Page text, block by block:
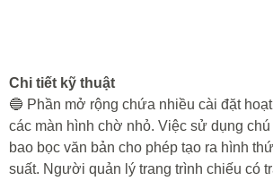
Chi tiết kỹ thuật
🔵 Phần mở rộng chứa nhiều cài đặt
các màn hình chờ nhỏ. Việc sử dụng
bao bọc văn bản cho phép tạo ra hình
suất. Người quản lý trang trình chiếu có